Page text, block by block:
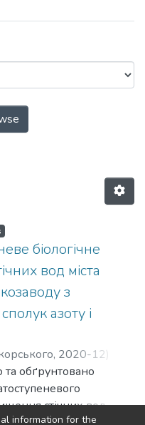
роботи (КЕБ)
біологічне
вод міста
з
азоту і
, 2020-12)
Володимирівна
та обґрунтовано
стічних вод
information for the